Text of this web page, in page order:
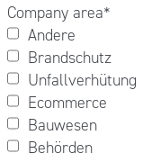
Company area*
Andere
Brandschutz
Unfallverhütung
Ecommerce
Bauwesen
Behörden